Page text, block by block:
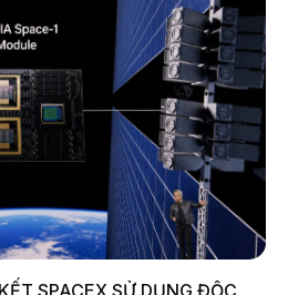
SPACEX SỬ DỤNG ĐỘC